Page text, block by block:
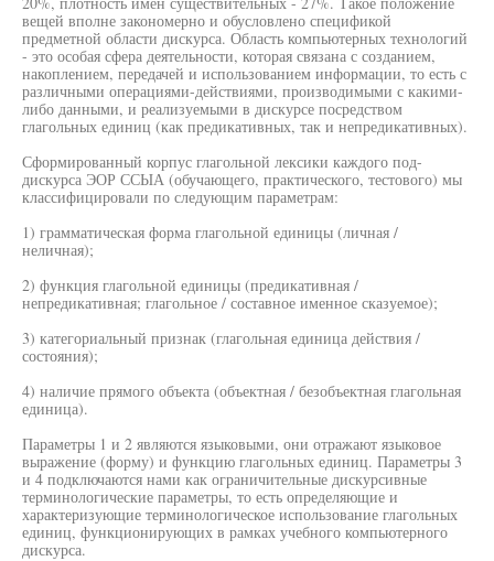
вещей вполне закономерно и обусловлено спецификой
предметной области дискурса. Область компьютерных технологий
- это особая сфера деятельности, которая связана с созданием,
накоплением, передачей и использованием информации, то есть с
различными операциями-действиями, производимыми с какими-
либо данными, и реализуемыми в дискурсе посредством
глагольных единиц (как предикативных, так и непредикативных).
Сформированный корпус глагольной лексики каждого под-
дискурса ЭОР ССЫА (обучающего, практического, тестового) мы
классифицировали по следующим параметрам:
1) грамматическая форма глагольной единицы (личная /
неличная);
2) функция глагольной единицы (предикативная /
непредикативная; глагольное / составное именное сказуемое);
3) категориальный признак (глагольная единица действия /
состояния);
4) наличие прямого объекта (объектная / безобъектная глагольная
единица).
Параметры 1 и 2 являются языковыми, они отражают языковое
выражение (форму) и функцию глагольных единиц. Параметры 3
и 4 подключаются нами как ограничительные дискурсивные
терминологические параметры, то есть определяющие и
характеризующие терминологическое использование глагольных
единиц, функционирующих в рамках учебного компьютерного
дискурса.